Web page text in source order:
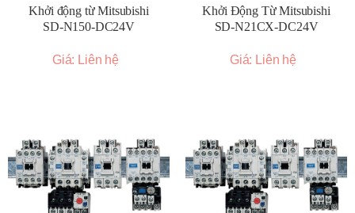
Khởi động từ Mitsubishi
SD-N150-DC24V
Giá: Liên hệ
Khởi Động Từ Mitsubishi
SD-N21CX-DC24V
Giá: Liên hệ